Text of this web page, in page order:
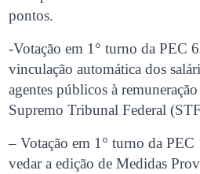
pontos.
-Votação em 1° turno da PEC
vinculação automática dos
agentes públicos à
Supremo Tribunal Federal
– Votação em 1° turno da PEC
vedar a edição de Medidas